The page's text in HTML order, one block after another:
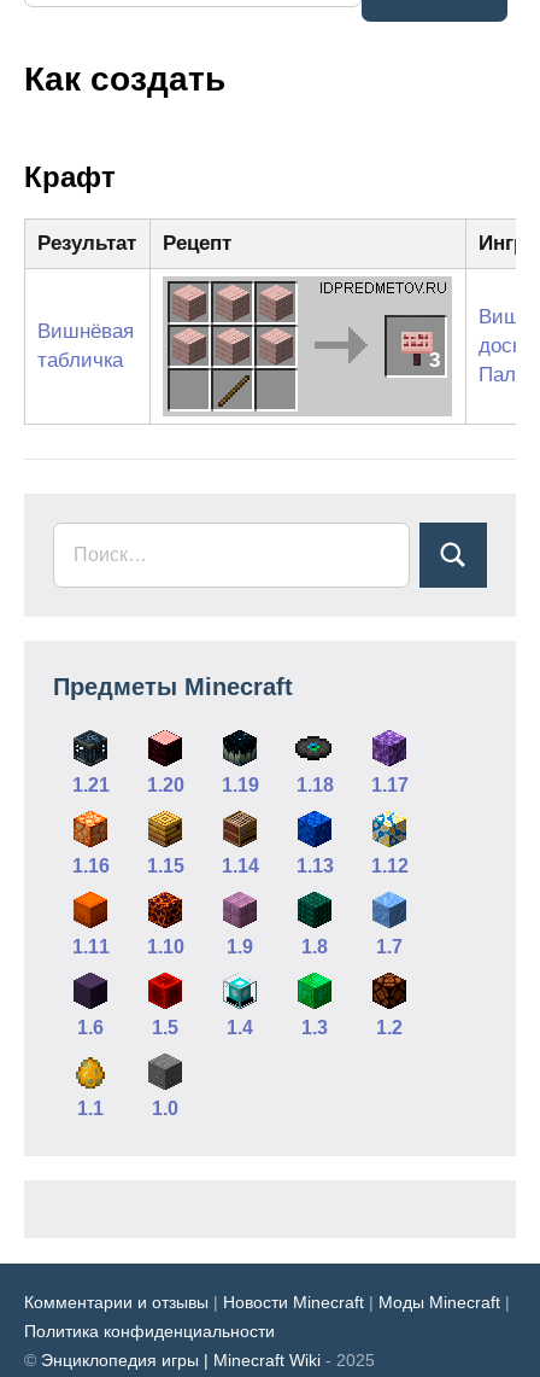
Как создать
Крафт
Результат Рецепт
Вишнёвая
табличка
3
доски
Палка
Предметы Minecraft
1.21 1.20 1.19 1.18 1.17
1.16 1.15 1.14 1.13 1.12
1.11 1.10 1.9 1.8 1.7
1.6 1.5 1.4 1.3 1.2
1.1 1.0
Комментарии и отзывы | Новости Minecraft | Моды Minecraft |
Политика конфиденциальности
© Энциклопедия игры | Minecraft Wiki - 2025